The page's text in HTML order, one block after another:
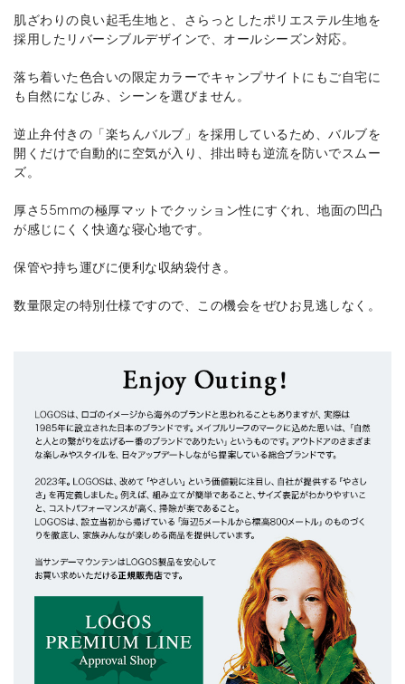
肌ざわりの良い起毛生地と、さらっとしたポリエステル生地を
採用したリバーシブルデザインで、オールシーズン対応。
落ち着いた色合いの限定カラーでキャンプサイトにもご自宅に
も自然になじみ、シーンを選びません。
逆止弁付きの「楽ちんバルブ」を採用しているため、バルブを
開くだけで自動的に空気が入り、排出時も逆流を防いでスムー
ズ。
厚さ55mmの極厚マットでクッション性にすぐれ、地面の凹凸
が感じにくく快適な寝心地です。
保管や持ち運びに便利な収納袋付き。
数量限定の特別仕様ですので、この機会をぜひお見逃しなく。